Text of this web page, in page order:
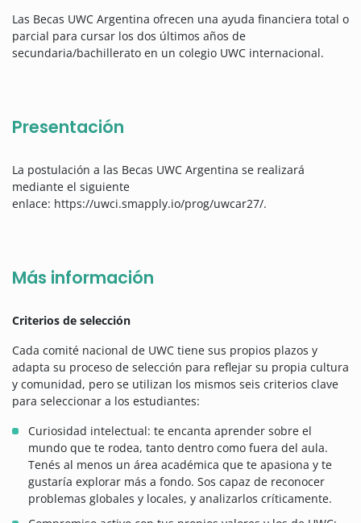
Las Becas UWC Argentina ofrecen una ayuda financiera total o
parcial para cursar los dos últimos años de
secundaria/bachillerato en un colegio UWC internacional.
Presentación
La postulación a las Becas UWC Argentina se realizará
mediante el siguiente
enlace: https://uwci.smapply.io/prog/uwcar27/.
Más información
Criterios de selección
Cada comité nacional de UWC tiene sus propios plazos y
adapta su proceso de selección para reflejar su propia cultura
y comunidad, pero se utilizan los mismos seis criterios clave
para seleccionar a los estudiantes:
Curiosidad intelectual: te encanta aprender sobre el
mundo que te rodea, tanto dentro como fuera del aula.
Tenés al menos un área académica que te apasiona y te
gustaría explorar más a fondo. Sos capaz de reconocer
problemas globales y locales, y analizarlos críticamente.